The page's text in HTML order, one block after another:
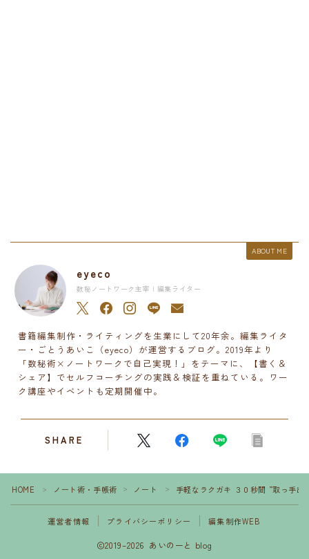
ABOUT ME
eyeco
数秘ノートワーク主宰 | 編集ライター
書籍編集制作・ライティングを生業にして20年余。編集ライタ
ー・ごとうあいこ（eyeco）が運営するブログ。2019年より
「数秘術×ノートワークで自己実現！」をテーマに、【書く＆
シェア】でセルフコーチングの実践＆検証を重ねている。ワー
ク講座やイベントも定期開催中。
SHARE
HOME ＞ ノート術・手帳術 ＞ ノート ＞ 手軽なラクガキ ３０秒間 ”取っ手出
運営者情報 プライバシーポリシー 編集制作WEB
2019–2026 あいのーと blog